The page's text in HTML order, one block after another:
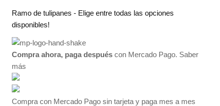
precios:
hasta
$135.00
Ramo de tulipanes - Elige entre todas las opciones
disponibles!
Compra ahora, paga después con Mercado Pago. Saber
más
Compra con Mercado Pago sin tarjeta y paga mes a mes